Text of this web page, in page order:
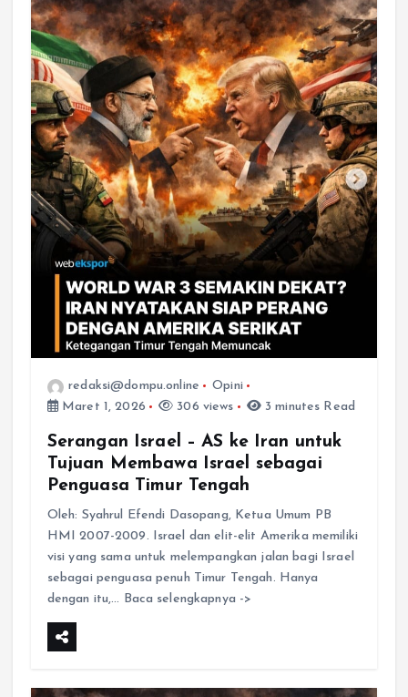
redaksi@dompu.online
Opini
Maret 1, 2026
306 views 3 minutes Read
Serangan Israel – AS ke Iran untuk
Tujuan Membawa Israel sebagai
Penguasa Timur Tengah
Oleh: Syahrul Efendi Dasopang, Ketua Umum PB
HMI 2007-2009. Israel dan elit-elit Amerika memiliki
visi yang sama untuk melempangkan jalan bagi Israel
sebagai penguasa penuh Timur Tengah. Hanya
dengan itu,… Baca selengkapnya ->